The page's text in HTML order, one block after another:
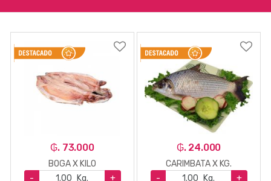
₲. 73.000
BOGA X KILO
-
Kg. +
₲. 24.000
CARIMBATA X KG.
-
Kg. +